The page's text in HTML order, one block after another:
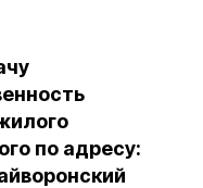
по адресу: